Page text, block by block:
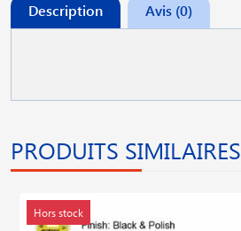
Description Avis (0)
PRODUITS SIMILAIRES
Hors stock